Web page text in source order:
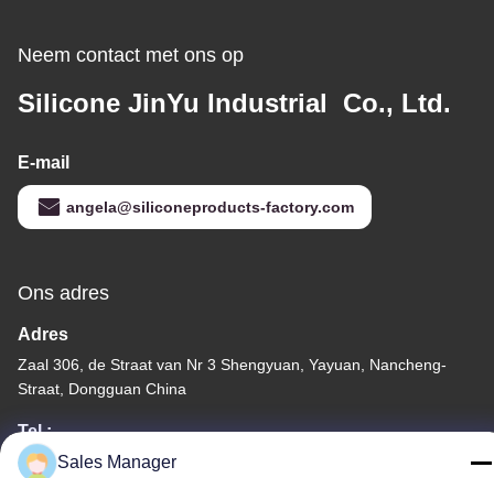
Neem contact met ons op
Silicone JinYu Industrial Co., Ltd.
E-mail
angela@siliconeproducts-factory.com
Ons adres
Adres
Zaal 306, de Straat van Nr 3 Shengyuan, Yayuan, Nancheng-
Straat, Dongguan China
Tel.:
86--15028563200
Sales Manager